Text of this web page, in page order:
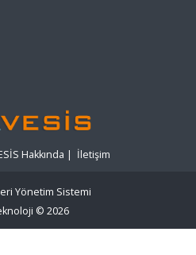
Hakkında | İletişim
Yönetim Sistemi
© 2026